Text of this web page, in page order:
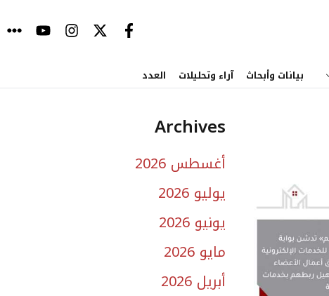
بيانات وأبحاث آراء وتحليلات العدد
Archives
أغسطس 2026
يوليو 2026
يونيو 2026
مايو 2026
أبريل 2026